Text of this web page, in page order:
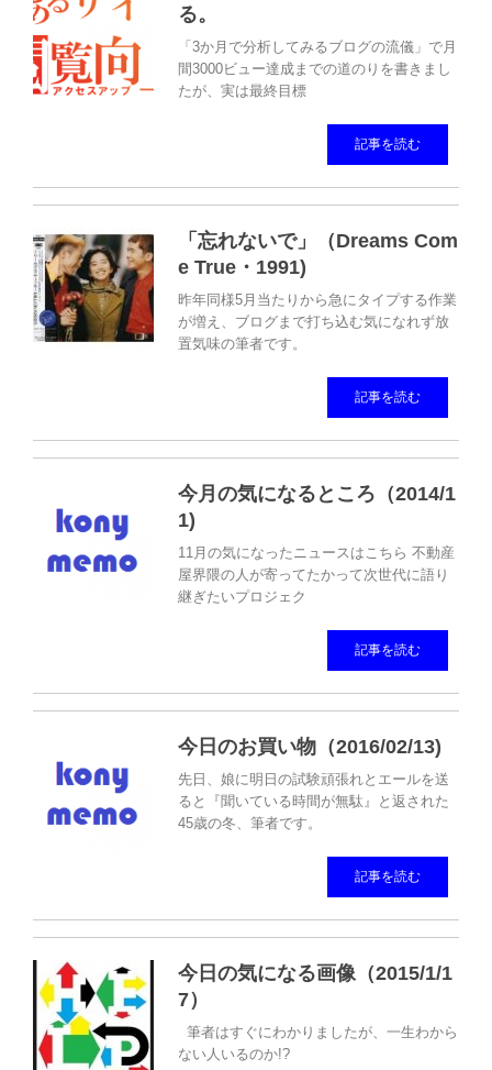
る。
「3か月で分析してみるブログの流儀」で月
間3000ビュー達成までの道のりを書きまし
たが、実は最終目標
記事を読む
「忘れないで」（Dreams Com
e True・1991)
昨年同様5月当たりから急にタイプする作業
が増え、ブログまで打ち込む気になれず放
置気味の筆者です。
記事を読む
今月の気になるところ（2014/1
1)
11月の気になったニュースはこちら 不動産
屋界隈の人が寄ってたかって次世代に語り
継ぎたいプロジェク
記事を読む
今日のお買い物（2016/02/13)
先日、娘に明日の試験頑張れとエールを送
ると『聞いている時間が無駄』と返された
45歳の冬、筆者です。
記事を読む
今日の気になる画像（2015/1/1
7）
筆者はすぐにわかりましたが、一生わから
ない人いるのか!?